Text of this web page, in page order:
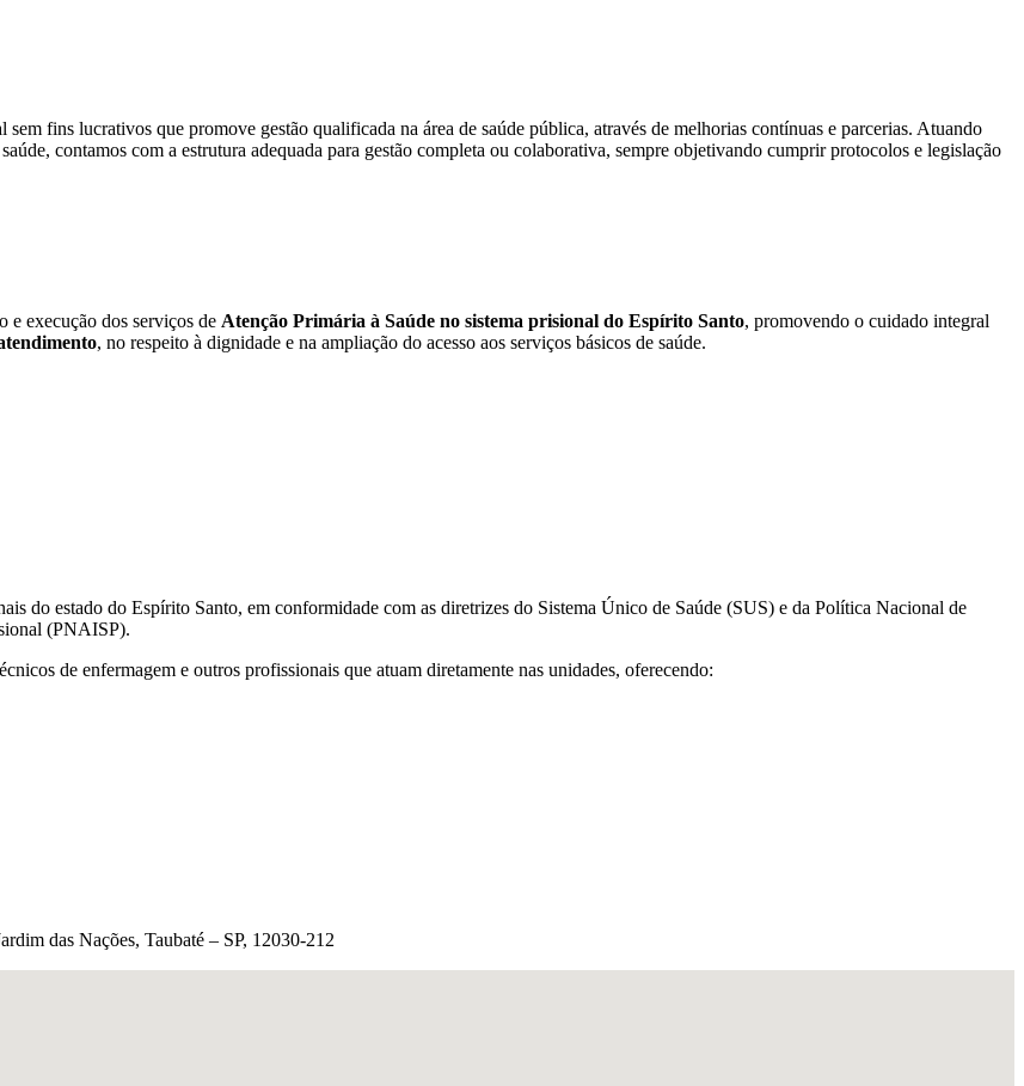
fins lucrativos que promove gestão qualificada na área de saúde pública, através de melhorias contínuas e parcerias. Atuando
contamos com a estrutura adequada para gestão completa ou colaborativa, sempre objetivando cumprir protocolos e legislação
e execução dos serviços de Atenção Primária à Saúde no sistema prisional do Espírito Santo, promovendo o cuidado integral
, no respeito à dignidade e na ampliação do acesso aos serviços básicos de saúde.
do estado do Espírito Santo, em conformidade com as diretrizes do Sistema Único de Saúde (SUS) e da Política Nacional de
(PNAISP).
de enfermagem e outros profissionais que atuam diretamente nas unidades, oferecendo:
das Nações, Taubaté – SP, 12030-212